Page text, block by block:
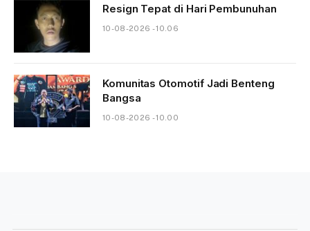
Resign Tepat di Hari Pembunuhan
10-08-2026 - 10.06
Komunitas Otomotif Jadi Benteng
Bangsa
10-08-2026 - 10.00